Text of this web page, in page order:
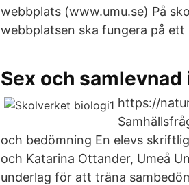
webbplats (www.umu.se) På
webbplatsen ska fungera på
Sex och samlevnad
https://
och bedömning En elevs
och Katarina Ottander, Umeå
underlag för att träna